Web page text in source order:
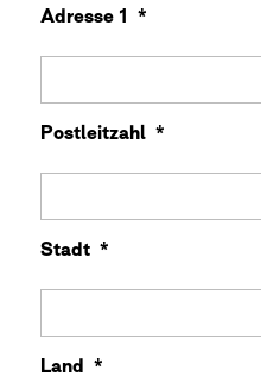
Adresse 1 *
Postleitzahl *
Stadt *
Land *